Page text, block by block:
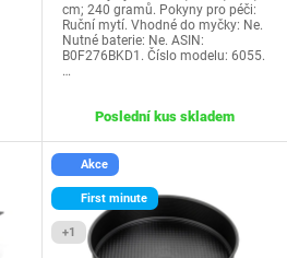
cm; 240 gramů. Pokyny pro péči:
Ruční mytí. Vhodné do myčky: Ne.
Nutné baterie: Ne. ASIN:
B0F276BKD1. Číslo modelu: 6055.
…
Poslední kus skladem
Akce
First minute
+1